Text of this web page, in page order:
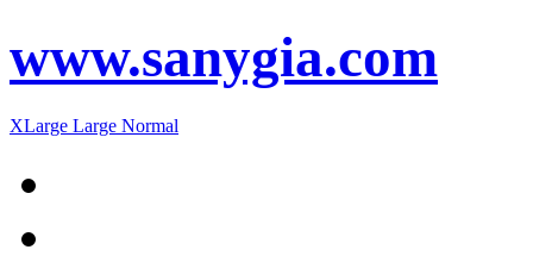
www.sanygia.com
XLarge Large Normal